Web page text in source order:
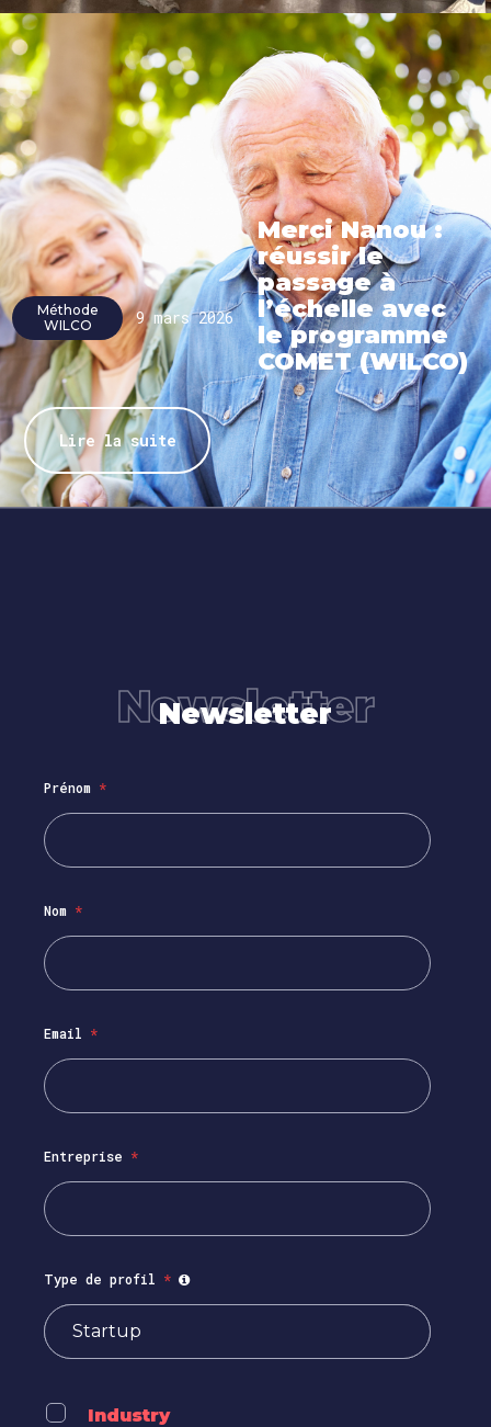
Méthode
WILCO
9 mars 2026
Merci Nanou :
réussir le
passage à
l’échelle avec
le programme
COMET (WILCO)
Lire la suite
Newsletter
Newsletter
Prénom *
Nom *
Email *
Entreprise *
Type de profil *
Industry